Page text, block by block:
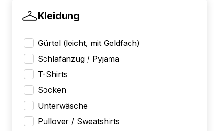
Kleidung
Gürtel (leicht, mit Geldfach)
Schlafanzug / Pyjama
T-Shirts
Socken
Unterwäsche
Pullover / Sweatshirts